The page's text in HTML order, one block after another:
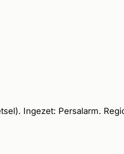
Ingezet: Persalarm.